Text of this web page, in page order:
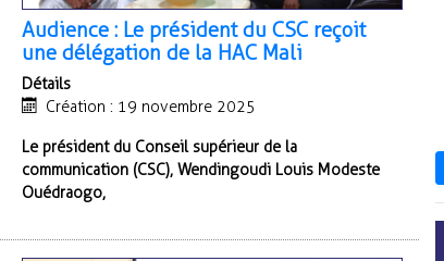
Audience : Le président du CSC reçoit
une délégation de la HAC Mali
Détails
Création : 19 novembre 2025
Le président du Conseil supérieur de la
communication (CSC), Wendingoudi Louis Modeste
Ouédraogo,